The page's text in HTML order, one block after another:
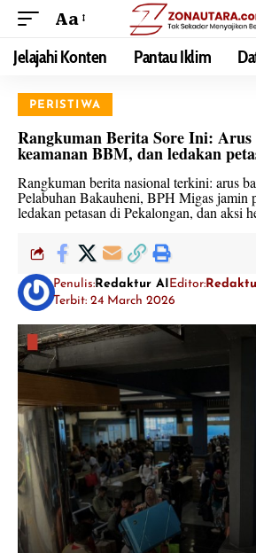
Aa
Jelajahi Konten Pantau Iklim
PERISTIWA
Rangkuman Berita Sore Ini:
keamanan BBM, dan ledakan
Rangkuman berita nasional terkini: arus
Pelabuhan Bakauheni, BPH Migas jamin
ledakan petasan di Pekalongan, dan aksi
Penulis:Redaktur AIEditor:
Terbit: 24 March 2026